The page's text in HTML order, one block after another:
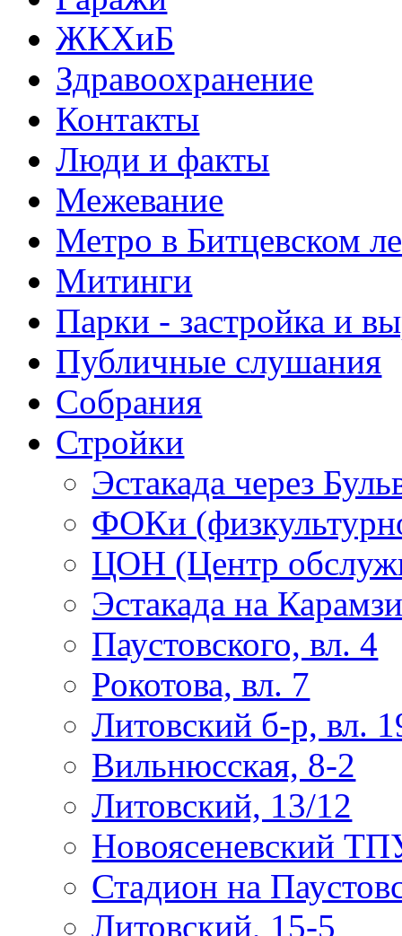
ЖКХиБ
Здравоохранение
Контакты
Люди и факты
Межевание
Метро в Битцевском
Митинги
Парки - застройка и
Публичные слушания
Собрания
Стройки
Эстакада через
ФОКи
ЦОН (Центр
Эстакада на
Паустовского, вл. 4
Рокотова, вл. 7
Литовский б-р, вл.
Вильнюсская, 8-2
Литовский, 13/12
Новоясеневский
Стадион на
Литовский, 15-5